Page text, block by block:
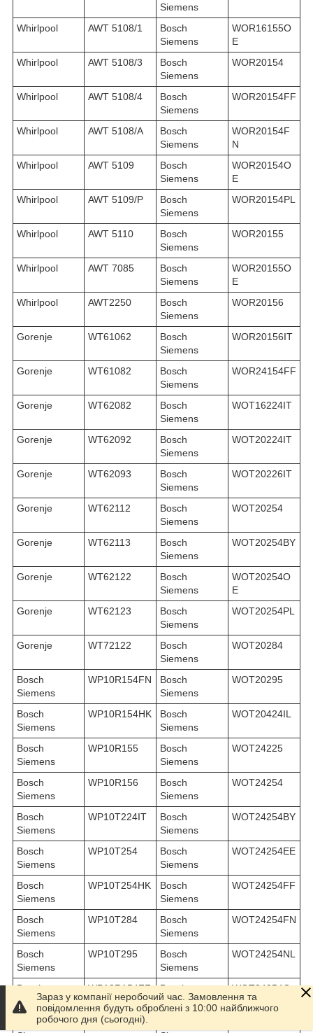
Siemens
Whirlpool AWT 5108/1
Bosch
Siemens
WOR16155O
E
Whirlpool
AWT 5108/3
Bosch
Siemens
WOR20154
Whirlpool AWT 5108/4
Bosch
Siemens
WOR20154FF
Whirlpool AWT 5108/A
Bosch
Siemens
WOR20154F
N
Whirlpool
AWT 5109
Bosch
Siemens
WOR20154O
E
Whirlpool
AWT 5109/P
Bosch
Siemens
WOR20154PL
Whirlpool AWT 5110
Bosch
Siemens
WOR20155
Whirlpool AWT 7085
Bosch
Siemens
WOR20155O
E
Whirlpool
AWT2250
Bosch
Siemens
WOR20156
Gorenje WT61062
Bosch
Siemens
WOR20156IT
Gorenje WT61082
Bosch
Siemens
WOR24154FF
Gorenje WT62082
Bosch
Siemens
WOT16224IT
Gorenje WT62092
Bosch
Siemens
WOT20224IT
Gorenje WT62093
Bosch
Siemens
WOT20226IT
Gorenje WT62112
Bosch
Siemens
WOT20254
Gorenje WT62113
Bosch
Siemens
WOT20254BY
Gorenje WT62122
Bosch
Siemens
WOT20254O
E
Gorenje
WT62123
Bosch
Siemens
WOT20254PL
Gorenje WT72122
Bosch
Siemens
WOT20284
Bosch
Siemens
WP10R154FN
Bosch
Siemens
WOT20295
Bosch
Siemens
WP10R154HK
Bosch
Siemens
WOT20424IL
Bosch
Siemens
WP10R155
Bosch
Siemens
WOT24225
Bosch
Siemens
WP10R156
Bosch
Siemens
WOT24254
Bosch
Siemens
WP10T224IT
Bosch
Siemens
WOT24254BY
Bosch
Siemens
WP10T254
Bosch
Siemens
WOT24254EE
Bosch
Siemens
WP10T254HK
Bosch
Siemens
WOT24254FF
Bosch
Siemens
WP10T284
Bosch
Siemens
WOT24254FN
Bosch
Siemens
WP10T295
Bosch
Siemens
WOT24254NL
Bosch
Siemens
WP12R154FF
Bosch
Siemens
WOT24254O
E
Bosch
WP12T224NL
Зараз у компанії неробочий час. Замовлення та
повідомлення будуть оброблені з 10:00 найближчого
робочого дня (сьогодні).